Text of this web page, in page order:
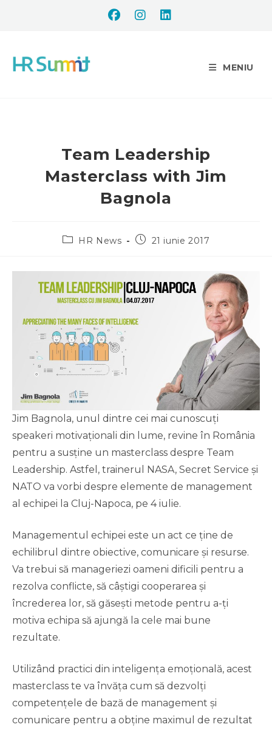
MENIU
Team Leadership
Masterclass with Jim
Bagnola
HR News 21 iunie 2017
Jim Bagnola, unul dintre cei mai cunoscuți
speakeri motivaționali din lume, revine în România
pentru a susține un masterclass despre Team
Leadership. Astfel, trainerul NASA, Secret Service și
NATO va vorbi despre elemente de management
al echipei la Cluj-Napoca, pe 4 iulie.
Managementul echipei este un act ce ține de
echilibrul dintre obiective, comunicare și resurse.
Va trebui să manageriezi oameni dificili pentru a
rezolva conflicte, să câștigi cooperarea și
încrederea lor, să găsești metode pentru a-ți
motiva echipa să ajungă la cele mai bune
rezultate.
Utilizând practici din inteligența emoțională, acest
masterclass te va învăța cum să dezvolți
competențele de bază de management și
comunicare pentru a obține maximul de rezultat